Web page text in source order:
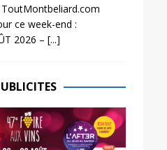
ce week-end :
2026 – [...]